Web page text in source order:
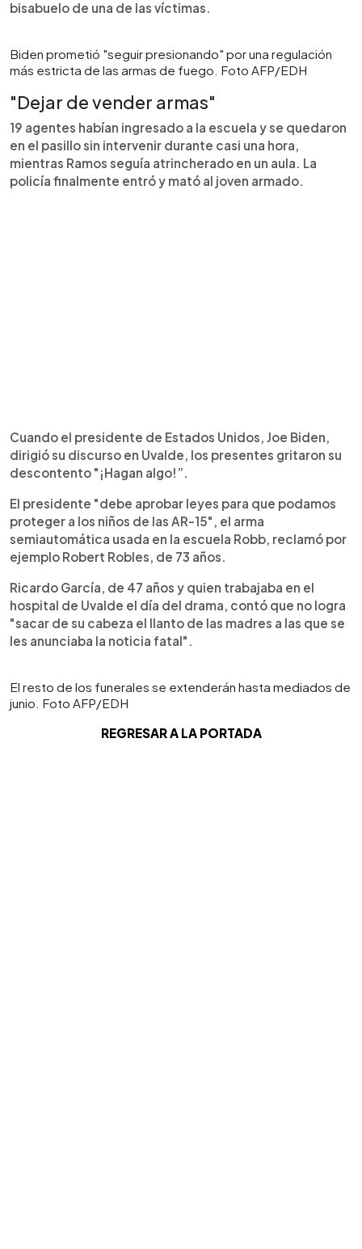
bisabuelo de una de las víctimas.
Biden prometió "seguir presionando" por una regulación
más estricta de las armas de fuego. Foto AFP/EDH
"Dejar de vender armas"
19 agentes habían ingresado a la escuela y se quedaron
en el pasillo sin intervenir durante casi una hora,
mientras Ramos seguía atrincherado en un aula. La
policía finalmente entró y mató al joven armado.
Cuando el presidente de Estados Unidos, Joe Biden,
dirigió su discurso en Uvalde, los presentes gritaron su
descontento "¡Hagan algo!”.
El presidente "debe aprobar leyes para que podamos
proteger a los niños de las AR-15", el arma
semiautomática usada en la escuela Robb, reclamó por
ejemplo Robert Robles, de 73 años.
Ricardo García, de 47 años y quien trabajaba en el
hospital de Uvalde el día del drama, contó que no logra
"sacar de su cabeza el llanto de las madres a las que se
les anunciaba la noticia fatal".
El resto de los funerales se extenderán hasta mediados de
junio. Foto AFP/EDH
REGRESAR A LA PORTADA